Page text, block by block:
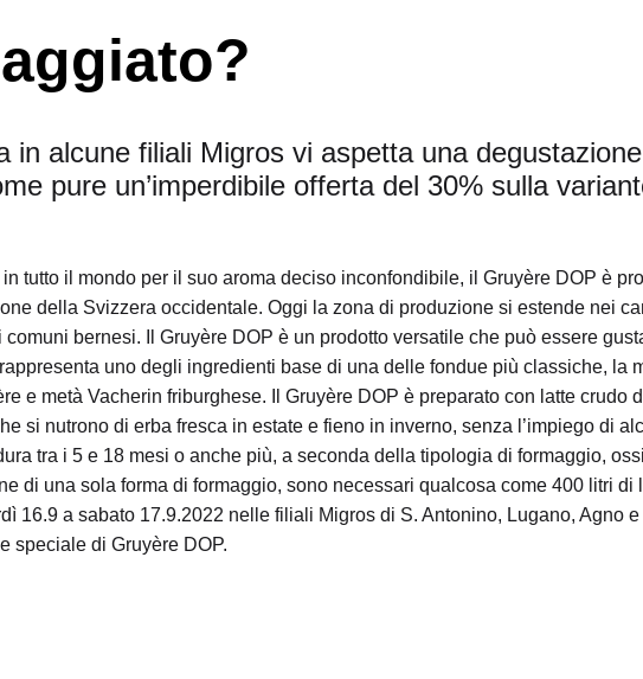
in alcune filiali Migros vi aspetta una
pure un’imperdibile offerta del 30% sulla
tutto il mondo per il suo aroma deciso inconfondibile, il Gruyère DOP è
della Svizzera occidentale. Oggi la zona di produzione si estende nei
bernesi. Il Gruyère DOP è un prodotto versatile che può essere
uno degli ingredienti base di una delle fondue più classiche, la
e metà Vacherin friburghese. Il Gruyère DOP è preparato con latte crudo
si nutrono di erba fresca in estate e fieno in inverno, senza l’impiego di
tra i 5 e 18 mesi o anche più, a seconda della tipologia di formaggio,
di una sola forma di formaggio, sono necessari qualcosa come 400 litri di
16.9 a sabato 17.9.2022 nelle filiali Migros di S. Antonino, Lugano, Agno
speciale di Gruyère DOP.